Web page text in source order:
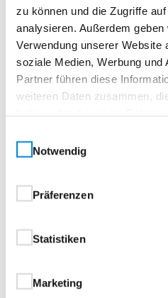
zu können und die Zugriffe
analysieren. Außerdem
Verwendung unserer Website
soziale Medien, Werbung und
Partner führen diese
weiteren Daten zusammen,
Notwendig
Präferenzen
Statistiken
Marketing
zwei oder drei Standard-
Rollgittern DD lassen sich
36.000 mm und Höhen
realisieren. Damit bietet
wirtschaftliche und
Maximale
Technische Details